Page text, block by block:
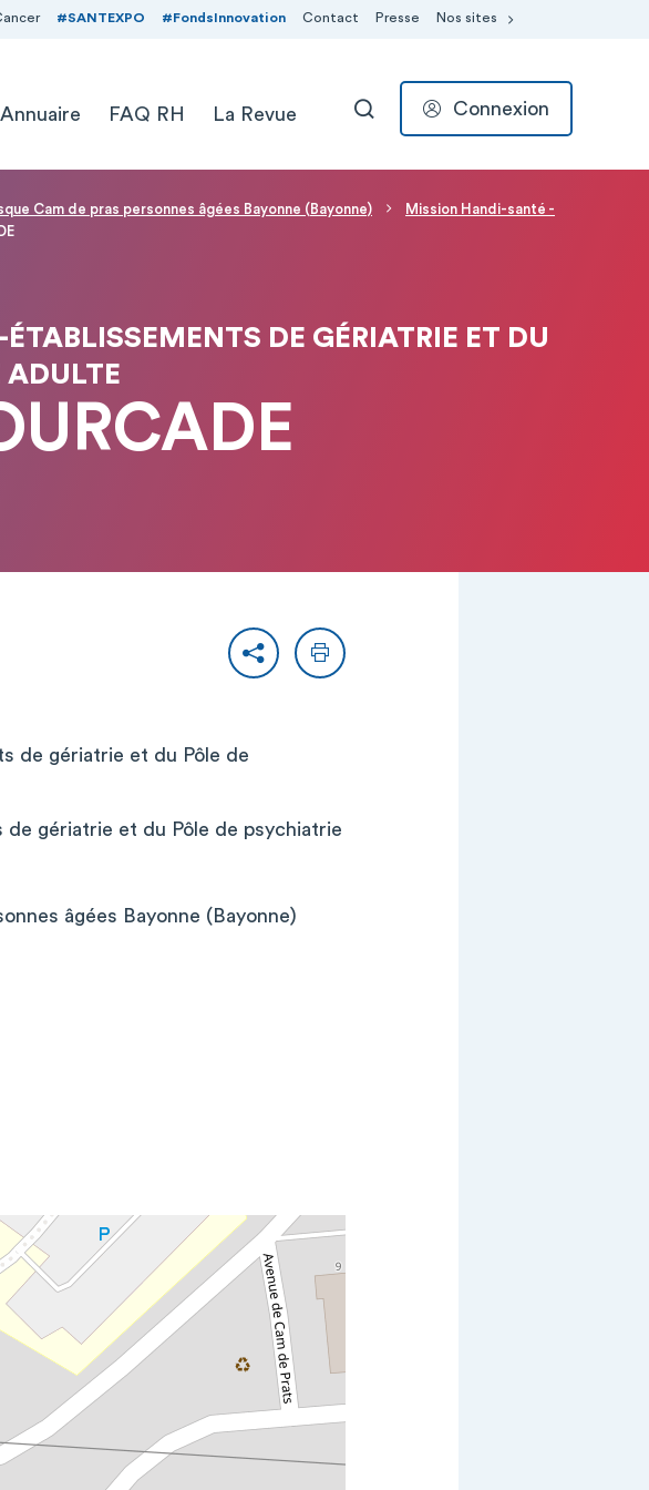
#SANTEXPO #FondsInnovation Contact Presse Nos sites
Annuaire FAQ RH La Revue RECHERCHER
Connexion
Cam de pras personnes âgées Bayonne (Bayonne)
Mission Handi-santé -
DE GÉRIATRIE ET DU
ADULTE
PartagerImprimer
de gériatrie et du Pôle de
gériatrie et du Pôle de psychiatrie
âgées Bayonne (Bayonne)